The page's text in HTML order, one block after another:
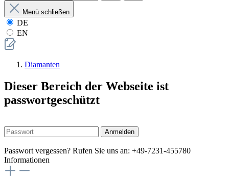
Menü schließen
DE
EN
Diamanten
Dieser Bereich der Webseite ist
passwortgeschützt
Anmelden
Passwort vergessen? Rufen Sie uns an: +49-7231-455780
Informationen